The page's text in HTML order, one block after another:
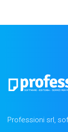
Professioni srl,